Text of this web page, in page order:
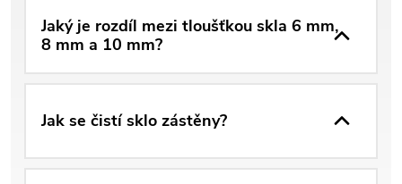
Jaký je rozdíl mezi tloušťkou skla 6 mm,
8 mm a 10 mm?
Jak se čistí sklo zástěny?